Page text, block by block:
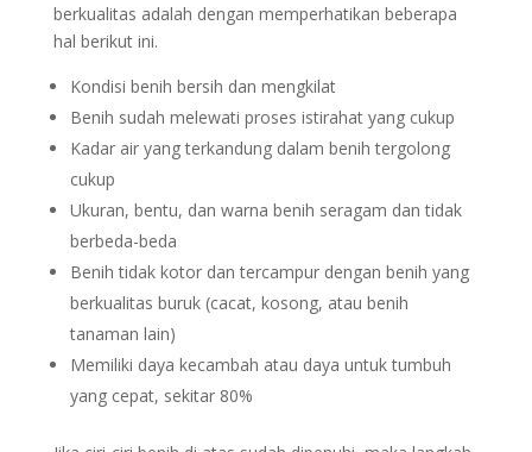
berkualitas adalah dengan memperhatikan beberapa
hal berikut ini.
Kondisi benih bersih dan mengkilat
Benih sudah melewati proses istirahat yang cukup
Kadar air yang terkandung dalam benih tergolong
cukup
Ukuran, bentu, dan warna benih seragam dan tidak
berbeda-beda
Benih tidak kotor dan tercampur dengan benih yang
berkualitas buruk (cacat, kosong, atau benih
tanaman lain)
Memiliki daya kecambah atau daya untuk tumbuh
yang cepat, sekitar 80%